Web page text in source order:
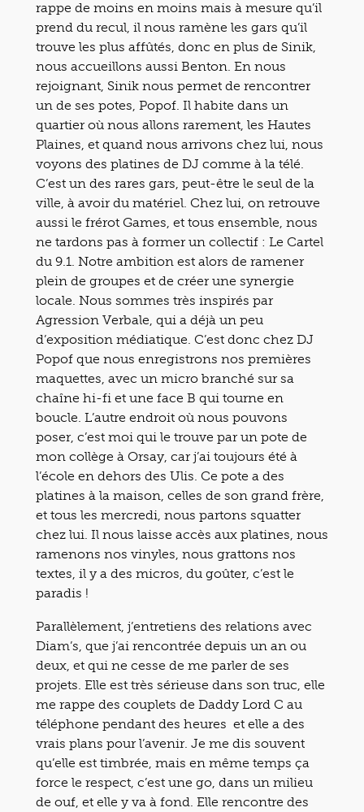
rappe de moins en moins mais à mesure qu’il
prend du recul, il nous ramène les gars qu’il
trouve les plus affûtés, donc en plus de Sinik,
nous accueillons aussi Benton. En nous
rejoignant, Sinik nous permet de rencontrer
un de ses potes, Popof. Il habite dans un
quartier où nous allons rarement, les Hautes
Plaines, et quand nous arrivons chez lui, nous
voyons des platines de DJ comme à la télé.
C’est un des rares gars, peut-être le seul de la
ville, à avoir du matériel. Chez lui, on retrouve
aussi le frérot Games, et tous ensemble, nous
ne tardons pas à former un collectif : Le Cartel
du 9.1. Notre ambition est alors de ramener
plein de groupes et de créer une synergie
locale. Nous sommes très inspirés par
Agression Verbale, qui a déjà un peu
d’exposition médiatique. C’est donc chez DJ
Popof que nous enregistrons nos premières
maquettes, avec un micro branché sur sa
chaîne hi-fi et une face B qui tourne en
boucle. L’autre endroit où nous pouvons
poser, c’est moi qui le trouve par un pote de
mon collège à Orsay, car j’ai toujours été à
l’école en dehors des Ulis. Ce pote a des
platines à la maison, celles de son grand frère,
et tous les mercredi, nous partons squatter
chez lui. Il nous laisse accès aux platines, nous
ramenons nos vinyles, nous grattons nos
textes, il y a des micros, du goûter, c’est le
paradis !
Parallèlement, j’entretiens des relations avec
Diam’s, que j’ai rencontrée depuis un an ou
deux, et qui ne cesse de me parler de ses
projets. Elle est très sérieuse dans son truc, elle
me rappe des couplets de Daddy Lord C au
téléphone pendant des heures et elle a des
vrais plans pour l’avenir. Je me dis souvent
qu’elle est timbrée, mais en même temps ça
force le respect, c’est une go, dans un milieu
de ouf, et elle y va à fond. Elle rencontre des